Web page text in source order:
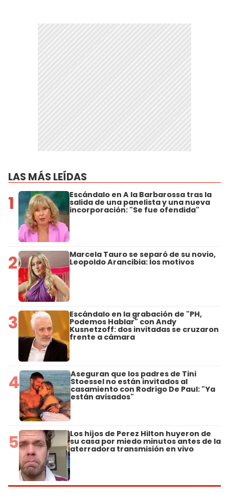
LAS MÁS LEÍDAS
1 Escándalo en A la Barbarossa tras la
salida de una panelista y una nueva
incorporación: "Se fue ofendida"
2 Marcela Tauro se separó de su novio,
Leopoldo Arancibia: los motivos
3 Escándalo en la grabación de "PH,
Podemos Hablar" con Andy
Kusnetzoff: dos invitadas se cruzaron
frente a cámara
4 Aseguran que los padres de Tini
Stoessel no están invitados al
casamiento con Rodrigo De Paul: "Ya
están avisados"
5 Los hijos de Perez Hilton huyeron de
su casa por miedo minutos antes de la
aterradora transmisión en vivo